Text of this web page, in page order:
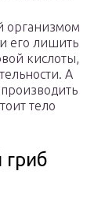
организмом
его лишить
кислоты,
А
тело
гриб